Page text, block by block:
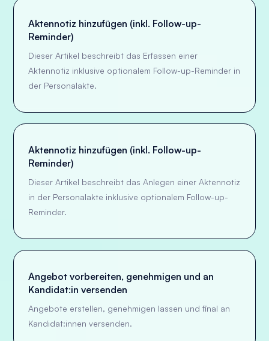
Aktennotiz hinzufügen (inkl. Follow-up-
Reminder)
Dieser Artikel beschreibt das Erfassen einer
Aktennotiz inklusive optionalem Follow-up-Reminder in
der Personalakte.
Aktennotiz hinzufügen (inkl. Follow-up-
Reminder)
Dieser Artikel beschreibt das Anlegen einer Aktennotiz
in der Personalakte inklusive optionalem Follow-up-
Reminder.
Angebot vorbereiten, genehmigen und an
Kandidat:in versenden
Angebote erstellen, genehmigen lassen und final an
Kandidat:innen versenden.